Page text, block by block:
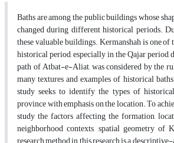
Baths are among the public buildings whose
changed during different historical periods.
these valuable buildings. Kermanshah is one
historical period, especially in the Qajar period,
path of Atbat-e-Aliat, was considered by the
many textures and examples of historical
study seeks to identify the types of
province with emphasis on the location. To
study the factors affecting the formation,
neighborhood contexts, spatial geometry of